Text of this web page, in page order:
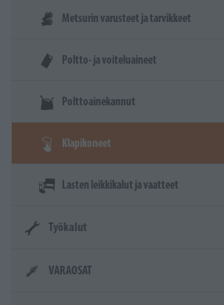
Metsurin varusteet ja tarvikkeet
Poltto- ja voiteluaineet
Polttoainekannut
Klapikoneet
Lasten leikkikalut ja vaatteet
Työkalut
VARAOSAT